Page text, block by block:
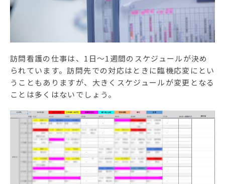
訪問看護の仕事は、1日〜1週間のスケジュールが決め
られています。訪問先での対応はときに臨機応変にとい
うこともありますが、大きくスケジュールが変更となる
ことは多くはないでしょう。